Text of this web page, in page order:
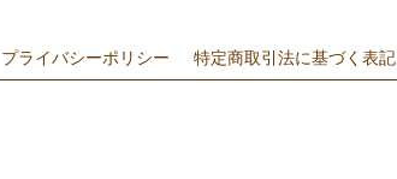
プライバシーポリシー 特定商取引法に基づく表記